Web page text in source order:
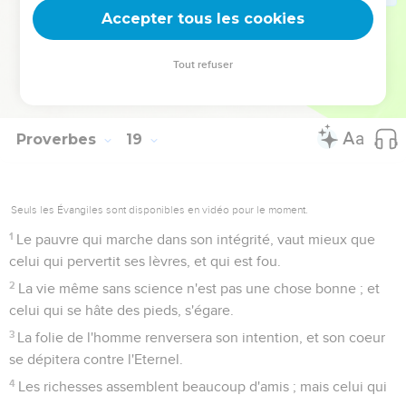
Le pauvre ne prononce que des supplications, mais le
riche ne répond que des paroles rudes.
Que l'homme qui a des intimes amis, se tienne à leur
Proverbes 19
Seuls les Évangiles sont disponibles en vidéo pour le moment.
1 Le pauvre qui marche dans son intégrité, vaut mieux que
celui qui pervertit ses lèvres, et qui est fou.
2 La vie même sans science n'est pas une chose bonne ; et
celui qui se hâte des pieds, s'égare.
3 La folie de l'homme renversera son intention, et son coeur
se dépitera contre l'Eternel.
4 Les richesses assemblent beaucoup d'amis ; mais celui qui
Accepter tous les cookies
Tout refuser